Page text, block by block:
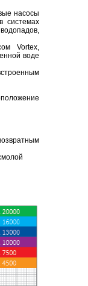
насосы
системах
Vortex,
воде